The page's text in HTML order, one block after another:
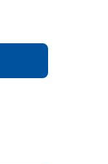
し、職員全員が
す。
、感染防止に対
型コロナウイル
療の方と導線を
。
ております。
迎えました！